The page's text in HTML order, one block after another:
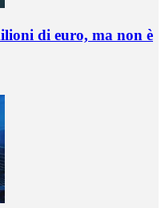
di euro, ma non è